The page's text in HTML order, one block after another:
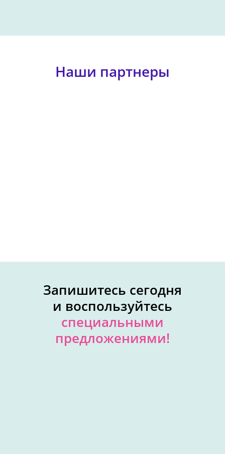
Наши партнеры
Запишитесь сегодня
и воспользуйтесь
специальными
предложениями!